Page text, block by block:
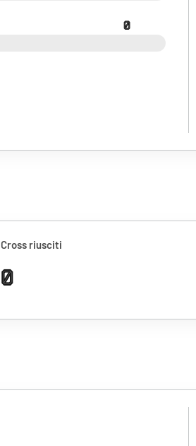
0
Cross riusciti
0